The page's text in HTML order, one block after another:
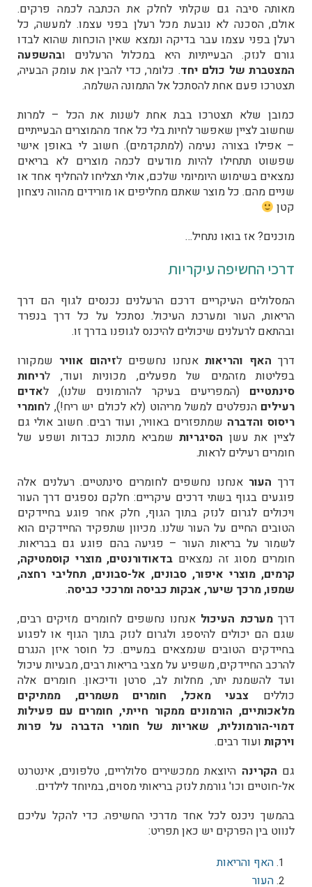
מאותה סיבה גם שקלתי לחלק את הכתבה לכמה פרקים.
אולם,הסכנה לא נובעת מכל רעלן בפני עצמו. למעשה, כל
רעלן בפני עצמו עבר בדיקה ונמצא שאין הוכחות שהוא לבדו
גורם לנזק. הבעייתיות היא במכלול הרעלנים ובהשפעה
המצטברת של כולם יחד. כלומר, כדי להבין את עומק הבעיה,
תצטרכו פעם אחת להסתכל אל התמונה השלמה.
כמובן שלא תצטרכו בבת אחת לשנות את הכל – למרות
שחשוב לציין שאפשר לחיות בלי כל אחד מהמוצרים הבעייתיים
– אפילו בצורה נעימה (למתקדמים). חשוב לי באופן אישי
שפשוט תתחילו להיות מודעים לכמה מוצרים לא בריאים
נמצאים בשימוש היומיומי שלכם, אולי תצליחו להחליף אחד או
שניים מהם. כל מוצר שאתם מחליפים או מורידים מהווה ניצחון
קטן
מוכנים? אז בואו נתחיל…
דרכי החשיפה עיקריות
המסלולים העיקריים דרכם הרעלנים נכנסים לגוף הם דרך
הריאות, העור ומערכת העיכול. נסתכל על כל דרך בנפרד
ובהתאם לרעלנים שיכולים להיכנס לגופנו בדרך זו.
דרך האף והריאות אנחנו נחשפים לזיהום אוויר שמקורו
בפליטות מזהמים של מפעלים, מכוניות ועוד, לריחות
סינתטיים(המפריעים בעיקר להורמונים שלנו), לאדים
רעילים הנפלטים למשל מריהוט (לא לכולם יש ריח!), לחומרי
ריסוס והדברה שמתפזרים באוויר, ועוד רבים. חשוב אולי גם
לציין את עשן הסיגריות שמביא מתכות כבדות ושפע של
חומרים רעילים לראות.
דרך העוראנחנו נחשפים לחומרים סינתטיים. רעלנים אלה
פוגעים בגוף בשתי דרכים עיקריים: חלקם נספגים דרך העור
ויכולים לגרום לנזק בתוך הגוף, חלק אחר פוגע בחיידקים
הטובים החיים על העור שלנו. מכיוון שתפקיד החיידקים הוא
לשמור על בריאות העור – פגיעה בהם פוגע גם בבריאות.
חומרים מסוג זה נמצאים בדאודורנטים, מוצרי קוסמטיקה,
קרמים, מוצרי איפור, סבונים, אל-סבונים, תחליבי רחצה,
שמפו, מרכך שיער, אבקות כביסה ומרככי כביסה.
דרךמערכת העיכול אנחנו נחשפים לחומרים מזיקים רבים,
שגם הם יכולים להיספג ולגרום לנזק בתוך הגוף או לפגוע
בחיידקים הטובים שנמצאים במעיים. כל חוסר איזן הנגרם
להרכב החיידקים, משפיע על מצבי בריאות רבים, מבעיות עיכול
ועד להשמנת יתר, מחלות לב, סרטן ודיכאון. חומרים אלה
כוללים צבעי מאכל, חומרים משמרים, ממתיקים
מלאכותיים, הורמונים ממקור חייתי, חומרים עם פעילות
דמוי-הורמונלית, שאריות של חומרי הדברה על פרות
וירקות ועוד רבים.
גם הקרינה היוצאת ממכשירים סלולריים, טלפונים, אינטרנט
אל-חוטיים וכו' גורמת לנזק בריאותי מסוים, במיוחד לילדים.
בהמשך ניכנס לכל אחד מדרכי החשיפה. כדי להקל עליכם
לנווט בין הפרקים יש כאן תפריט:
האף והריאות
העור